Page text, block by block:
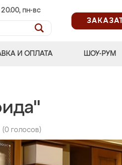
пн-вс
И ОПЛАТА ШОУ-РУМ
(0 голосов)